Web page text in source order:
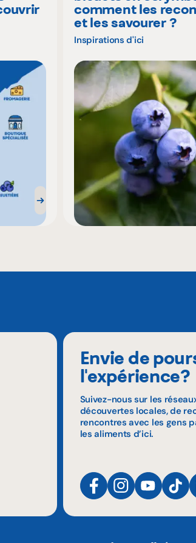
comment les
et les savourer ?
Inspirations d'ici
Envie de
l'expérience?
Suivez-nous sur les
découvertes locales, de
rencontres avec les gens
les aliments d’ici.